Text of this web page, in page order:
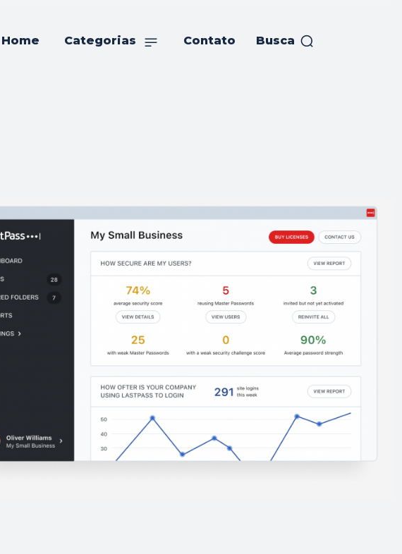
Home Categorias Contato Busca